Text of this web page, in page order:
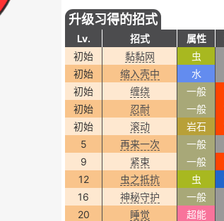
升级习得的招式
Lv. 招式 属性
初始
黏黏网 虫
初始
缩入壳中 水
初始
缠绕 一般
初始
忍耐 一般
初始
滚动 岩石
5
再来一次 一般
9
紧束 一般
12
虫之抵抗 虫
16
神秘守护 一般
20
睡觉 超能